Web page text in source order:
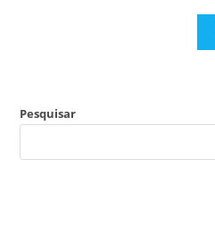
Pesquisar